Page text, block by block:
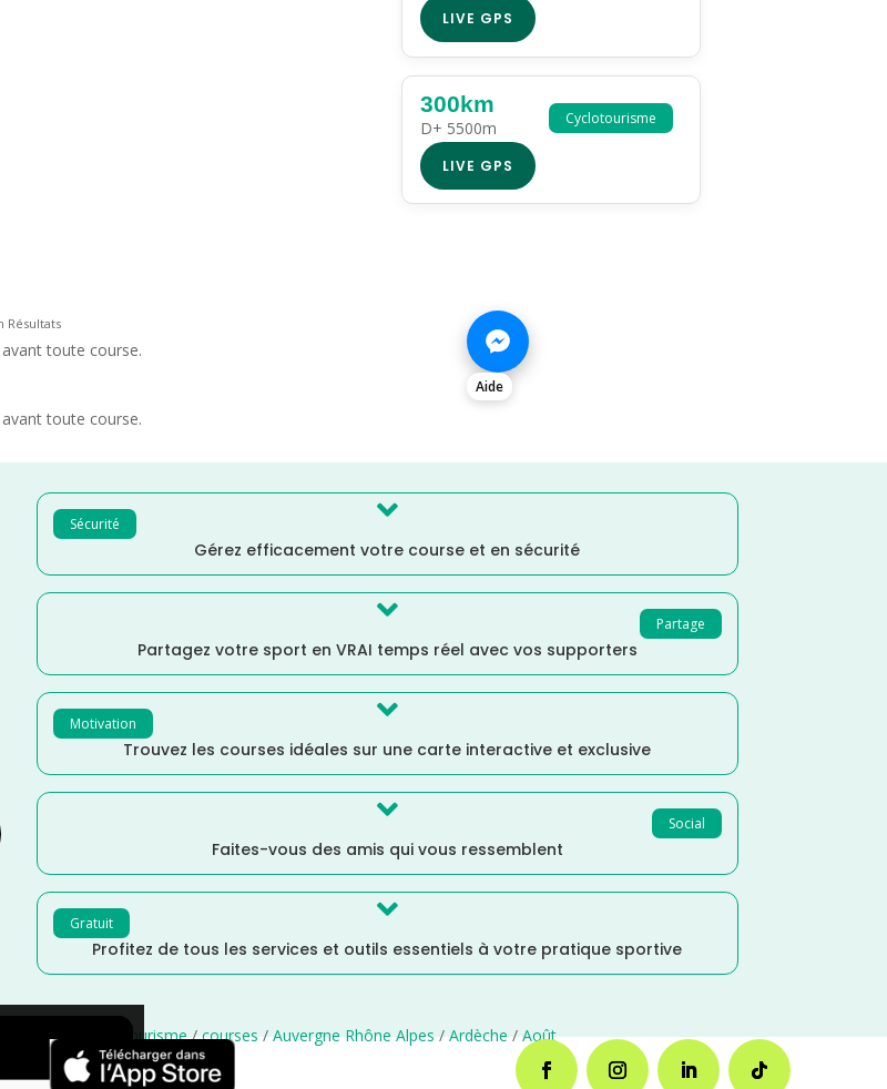
LIVE GPS
Cyclotourisme
300km
D+ 5500m
LIVE GPS
Résultats
toute course.
toute course.
Aide
Sécurité 
Gérez efficacement votre course et en sécurité
Partage

Partagez votre sport en VRAI temps réel avec vos supporters
Motivation 
Trouvez les courses idéales sur une carte interactive et exclusive
Social

Faites-vous des amis qui vous ressemblent
Gratuit 
Profitez de tous les services et outils essentiels à votre pratique sportive
×
Moyen Cyclotourisme/courses/Auvergne Rhône Alpes/Ardèche/Août